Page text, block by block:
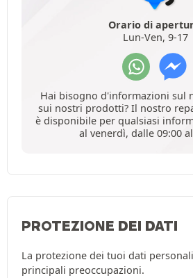
Orario di
Lun-Ven, 9-17
Hai bisogno d'informazioni sul
sui nostri prodotti? Il nostro
è disponibile per qualsiasi
al venerdì, dalle 09:00
PROTEZIONE DEI DATI
La protezione dei tuoi dati
principali preoccupazioni.